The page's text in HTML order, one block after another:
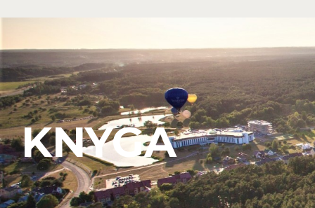
KNYGA